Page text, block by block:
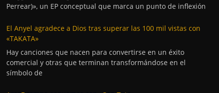
Perrear)», un EP conceptual que marca un punto de inflexión
El Anyel agradece a Dios tras superar las 100 mil vistas con
«TAKATA»
Hay canciones que nacen para convertirse en un éxito
comercial y otras que terminan transformándose en el
símbolo de